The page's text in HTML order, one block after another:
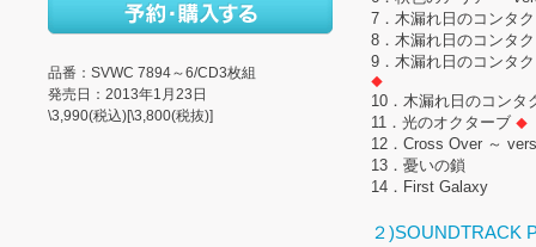
品番：SVWC 7894～6/CD3枚組
発売日：2013年1月23日
\3,990(税込)[\3,800(税抜)]
7．木漏れ日のコンタ
8．木漏れ日のコンタ
9．木漏れ日のコンタ
◆
10．木漏れ日のコン
11．光のオクターブ ◆
12．Cross Over ～
13．憂いの鎖
14．First Galaxy
２)SOUNDTRACK